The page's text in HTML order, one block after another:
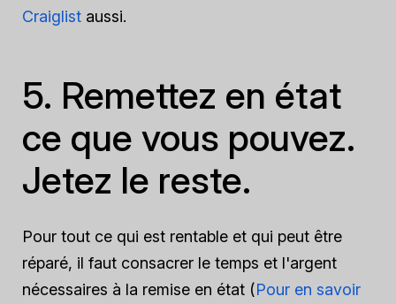
Craiglist aussi.
5. Remettez en état
ce que vous pouvez.
Jetez le reste.
Pour tout ce qui est rentable et qui peut être
réparé, il faut consacrer le temps et l'argent
nécessaires à la remise en état (Pour en savoir